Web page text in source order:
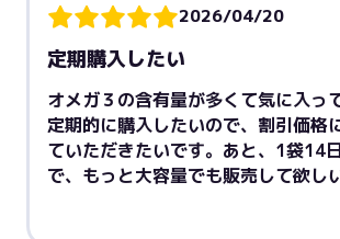
2026/04/20
定期購入したい
オメガ３の含有量が多くて気に入っ
定期的に購入したいので、割引価格
ていただきたいです。あと、1袋14
で、もっと大容量でも販売して欲し